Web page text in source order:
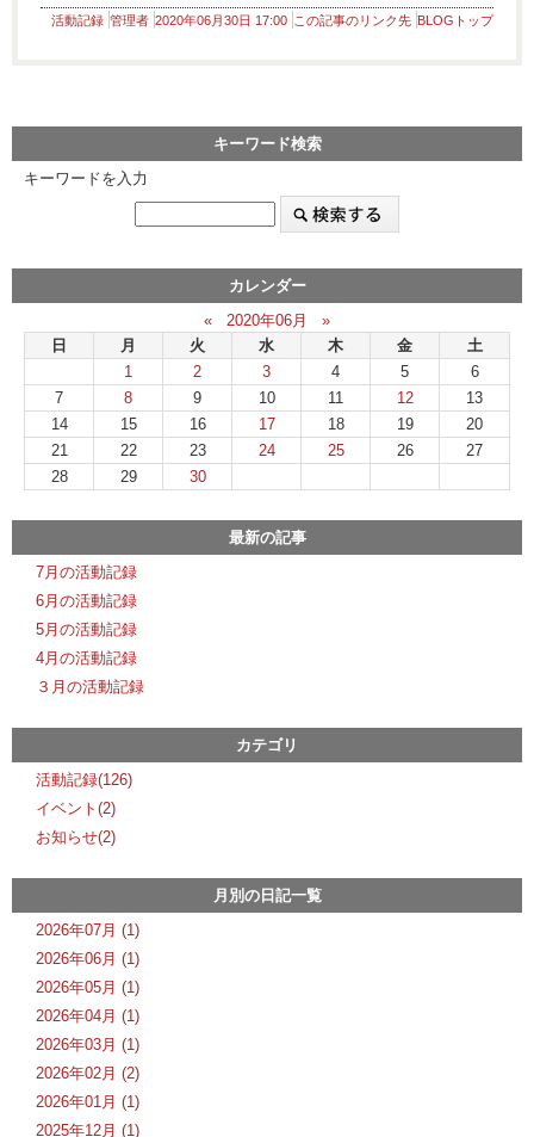
活動記録 管理者 2020年06月30日 17:00 この記事のリンク先 BLOGトップ
キーワード検索
キーワードを入力
カレンダー
«
2020年06月
»
日
月 火 水 木 金
土
1
2 3 4 5
6
7
8 9 10 11 12
13
14
15 16 17 18 19
20
21
22 23 24 25 26
27
28
29 30
最新の記事
7月の活動記録
6月の活動記録
5月の活動記録
4月の活動記録
３月の活動記録
カテゴリ
活動記録(126)
イベント(2)
お知らせ(2)
月別の日記一覧
2026年07月 (1)
2026年06月 (1)
2026年05月 (1)
2026年04月 (1)
2026年03月 (1)
2026年02月 (2)
2026年01月 (1)
2025年12月 (1)